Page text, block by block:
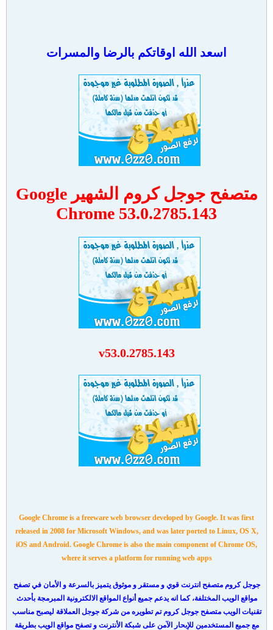
اسعد الله اوقاتكم بالرضا والمسرات
متصفح جوجل كروم الشهير Google
Chrome 53.0.2785.143
v53.0.2785.143
Google Chrome is a freeware web browser developed by Google. It was first
released in 2008 for Microsoft Windows, and was later ported to Linux, OS X,
iOS and Android. Google Chrome is also the main component of Chrome OS,
where it serves a platform for running web apps
جوجل كروم متصفح انترنت قوي و مستقر و موثوق يتميز بالسرعة و الأمان في تصفح
مواقع الويب المختلفة، كما انه يدعم جميع أنواع المواقع الالكترونية المبرمجة بأحدث
تقنيات الويب متصفح جوجل كروم تم تطويره من شركة جوجل العملاقة ليصبح مناسب
مع جميع المستخدمين للإبحار الآمن على شبكة الأنترنت و تصفح مواقع الويب بطريقة